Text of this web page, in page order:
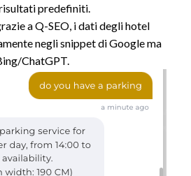
predefiniti.
a Q-SEO, i dati degli hotel
negli snippet di Google ma
ChatGPT.